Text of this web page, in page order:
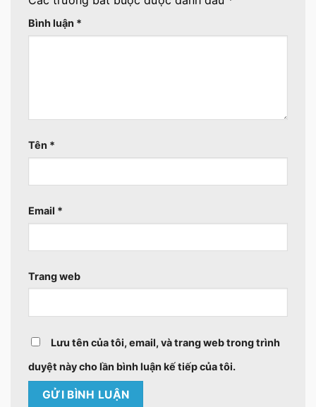
Bình luận *
Tên *
Email *
Trang web
Lưu tên của tôi, email, và trang web trong trình
duyệt này cho lần bình luận kế tiếp của tôi.